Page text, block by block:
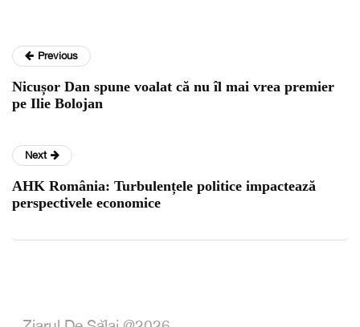
Previous
Nicușor Dan spune voalat că nu îl mai vrea premier
pe Ilie Bolojan
Next
AHK România: Turbulențele politice impactează
perspectivele economice